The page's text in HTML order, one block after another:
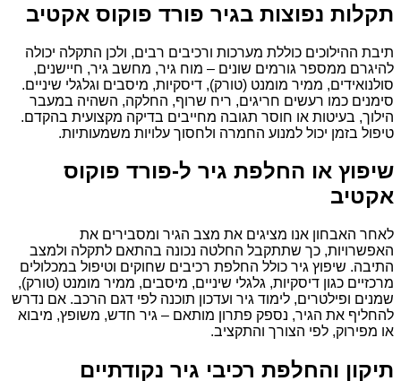
תקלות נפוצות בגיר פורד פוקוס אקטיב
תיבת ההילוכים כוללת מערכות ורכיבים רבים, ולכן התקלה יכולה
להיגרם ממספר גורמים שונים – מוח גיר, מחשב גיר, חיישנים,
סולנואידים, ממיר מומנט (טורק), דיסקיות, מיסבים וגלגלי שיניים.
סימנים כמו רעשים חריגים, ריח שרוף, החלקה, השהיה במעבר
הילוך, בעיטות או חוסר תגובה מחייבים בדיקה מקצועית בהקדם.
טיפול בזמן יכול למנוע החמרה ולחסוך עלויות משמעותיות.
שיפוץ או החלפת גיר ל-פורד פוקוס
אקטיב
לאחר האבחון אנו מציגים את מצב הגיר ומסבירים את
האפשרויות, כך שתתקבל החלטה נכונה בהתאם לתקלה ולמצב
התיבה. שיפוץ גיר כולל החלפת רכיבים שחוקים וטיפול במכלולים
מרכזיים כגון דיסקיות, גלגלי שיניים, מיסבים, ממיר מומנט (טורק),
שמנים ופילטרים, לימוד גיר ועדכון תוכנה לפי דגם הרכב. אם נדרש
להחליף את הגיר, נספק פתרון מותאם – גיר חדש, משופץ, מיבוא
או מפירוק, לפי הצורך והתקציב.
תיקון והחלפת רכיבי גיר נקודתיים